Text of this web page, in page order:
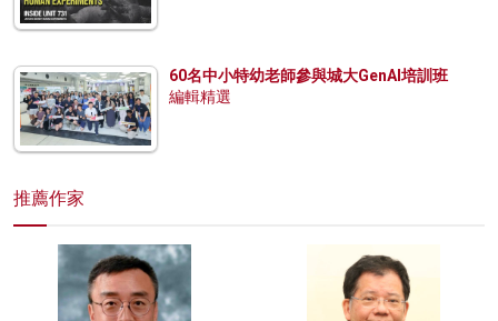
60名中小特幼老師參與城大GenAI培訓班
編輯精選
推薦作家